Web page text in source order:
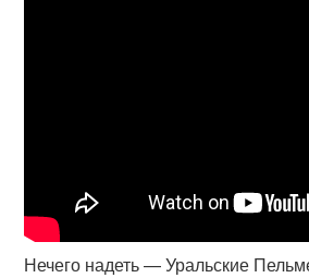
Нечего надеть — Уральские